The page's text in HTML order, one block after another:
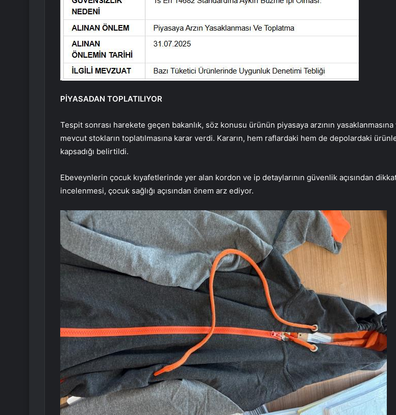
PİYASADAN TOPLATILIYOR
Tespit sonrası harekete geçen bakanlık, söz konusu ürünün piyasaya arzının yasaklanmasına
mevcut stokların toplatılmasına karar verdi. Kararın, hem raflardaki hem de depolardaki
kapsadığı belirtildi.
Ebeveynlerin çocuk kıyafetlerinde yer alan kordon ve ip detaylarının güvenlik açısından
incelenmesi, çocuk sağlığı açısından önem arz ediyor.